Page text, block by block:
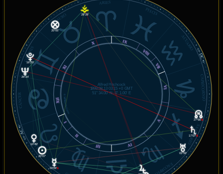
© MiSabueso.com
03°
AC
56'
03°
DC
56'
ARIES
TAURO
GÉMINIS
CÁNCER
LEO
ESCORPIÓN
SAGITARIO
CAPRICORNIO
ACUARIO
PISCIS
X
XI
XII
I
II
III IV
V
VI
VII
VIII
IX
20°07'
01°09'℞
10°49'
17°07'℞
03°59'
26°24'
16°29'
28°28'
27°56'℞
20°05'
Alfred Hitchcock
1899.08.13 03:15 +0 GMT
51° 34.00' N, 0° 1.00' E